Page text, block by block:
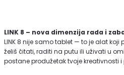
LINK 8 – nova dimenzija rada i
LINK 8 nije samo tablet — to je alat
želiš čitati, raditi na putu ili uživati u
postane produžetak tvoje kreativnosti